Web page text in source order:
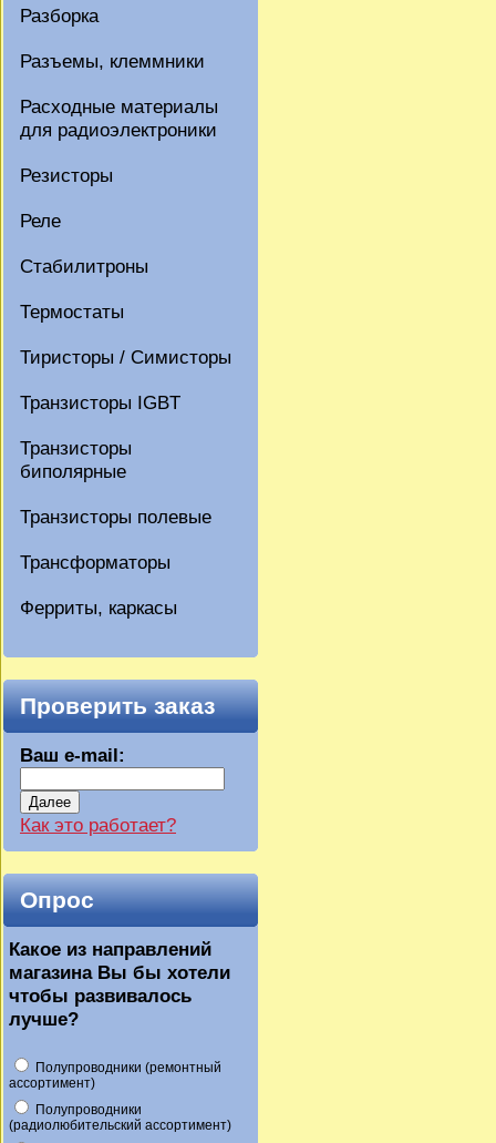
Разборка
Разъемы, клеммники
Расходные материалы
для радиоэлектроники
Резисторы
Реле
Стабилитроны
Термостаты
Тиристоры / Симисторы
Транзисторы IGBT
Транзисторы
биполярные
Транзисторы полевые
Трансформаторы
Ферриты, каркасы
Проверить заказ
Ваш e-mail:
Далее
Как это работает?
Опрос
Какое из направлений
магазина Вы бы хотели
чтобы развивалось
лучше?
Полупроводники (ремонтный
ассортимент)
Полупроводники
(радиолюбительский ассортимент)